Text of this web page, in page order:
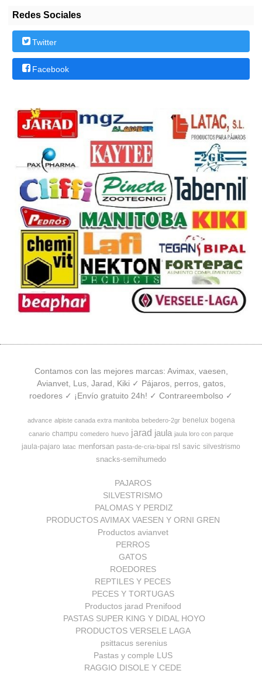
Redes Sociales
Twitter
Facebook
Contamos con las mejores marcas: Avimax, vaesen,
Avianvet, Lus, Jarad, Kiki ✓ Pájaros, perros, gatos,
roedores ✓ ¡Envío gratuito 24h! ✓ Contrareembolso ✓
advance alpiste canada extra manitoba bebedero-2gr benelux bogena
canario champu comedero huevo jarad jaula jaula loro con parque
jaula-pajaro latac menforsan pasta-de-cria-bipal rsl savic silvestrismo
snacks-semihumedo
PAJAROS
SILVESTRISMO
PALOMAS Y PERDIZ
PRODUCTOS AVIMAX VAESEN Y ORNI GREN
Productos avianvet
PERROS
GATOS
ROEDORES
REPTILES Y PECES
PECES Y TORTUGAS
Productos jarad Prenifood
PASTAS SUPER KING Y DIDAL HOYO
PRODUCTOS VERSELE LAGA
psittacus serenius
Pastas y comple LUS
RAGGIO DISOLE Y CEDE